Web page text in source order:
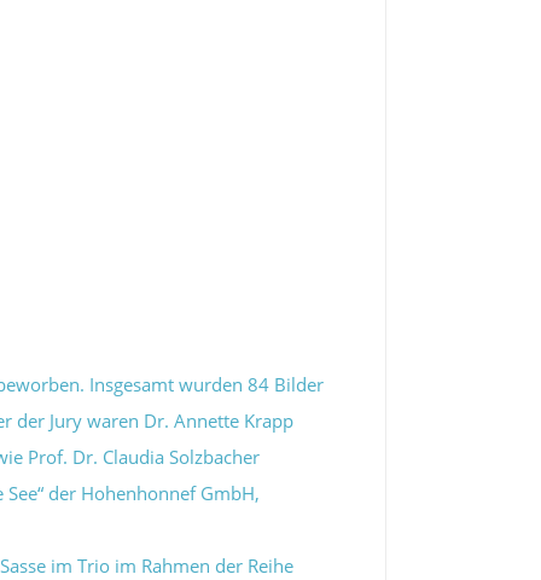
Insgesamt wurden 84 Bilder
der Jury waren Dr. Annette Krapp
Prof. Dr. Claudia Solzbacher
der Hohenhonnef GmbH,
im Trio im Rahmen der Reihe